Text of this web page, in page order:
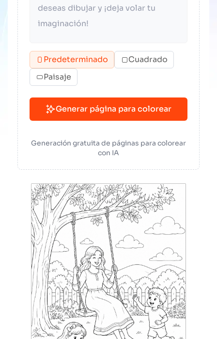
Predeterminado
Cuadrado
Paisaje
Generar página para colorear
Generación gratuita de páginas para colorear
con IA